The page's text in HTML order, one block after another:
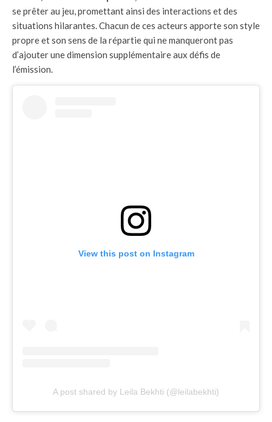
se prêter au jeu, promettant ainsi des interactions et des
situations hilarantes. Chacun de ces acteurs apporte son style
propre et son sens de la répartie qui ne manqueront pas
d’ajouter une dimension supplémentaire aux défis de
l’émission.
View this post on Instagram
A post shared by Leila Bekhti (@leilabekhti)